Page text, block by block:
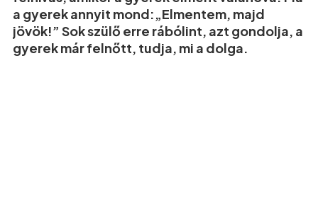
a gyerek annyit mond:„Elmentem, majd
jövök!” Sok szülő erre rábólint, azt gondolja, a
gyerek már felnőtt, tudja, mi a dolga.